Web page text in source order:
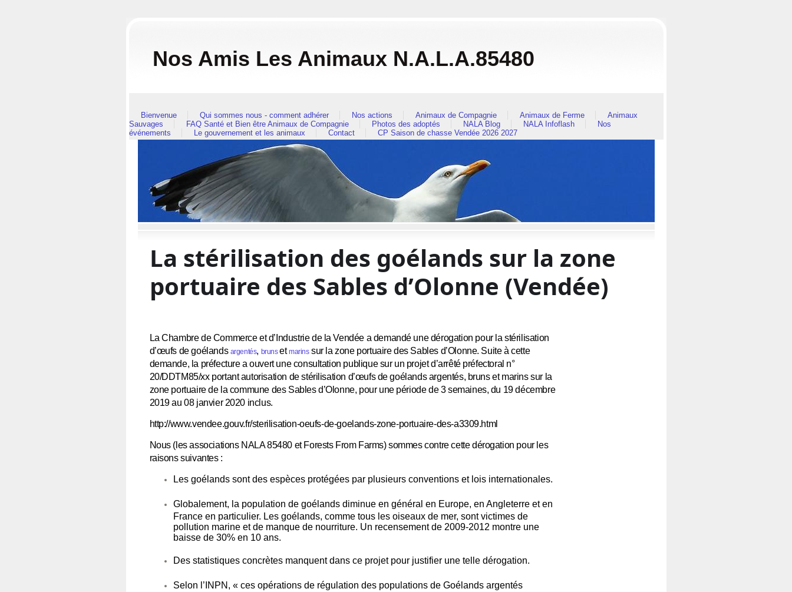
Nos Amis Les Animaux N.A.L.A.85480
Bienvenue Qui sommes nous - comment adhérer Nos actions Animaux de Compagnie Animaux de Ferme
Animaux
Sauvages
FAQ Santé et Bien être Animaux de Compagnie Photos des adoptés NALA Blog NALA Infoflash
Nos
événements
Le gouvernement et les animaux Contact CP Saison de chasse Vendée 2026 2027
La stérilisation des goélands sur la zone
portuaire des Sables d’Olonne (Vendée)
La Chambre de Commerce et d’Industrie de la Vendée a demandé une dérogation pour la stérilisation
d’œufs de goélands argentés, brunsetmarinssur la zone portuaire des Sables d’Olonne. Suite à cette
demande, la préfecture a ouvert une consultation publique sur un projet d’arrêté préfectoral n°
20/DDTM85/xx portant autorisation de stérilisation d’œufs de goélands argentés, bruns et marins sur la
zone portuaire de la commune des Sables d’Olonne, pour une période de 3 semaines, du 19 décembre
2019 au 08 janvier 2020 inclus.
http://www.vendee.gouv.fr/sterilisation-oeufs-de-goelands-zone-portuaire-des-a3309.html
Nous (les associations NALA 85480 et Forests From Farms) sommes contre cette dérogation pour les
raisons suivantes :
Les goélands sont des espèces protégées par plusieurs conventions et lois internationales.
Globalement, la population de goélands diminue en général en Europe, en Angleterre et en
France en particulier. Les goélands, comme tous les oiseaux de mer, sont victimes de
pollution marine et de manque de nourriture. Un recensement de 2009-2012 montre une
baisse de 30% en 10 ans.
Des statistiques concrètes manquent dans ce projet pour justifier une telle dérogation.
Selon l’INPN, « ces opérations de régulation des populations de Goélands argentés